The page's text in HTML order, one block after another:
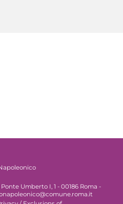
Umberto I, 1 - 00186 Roma -